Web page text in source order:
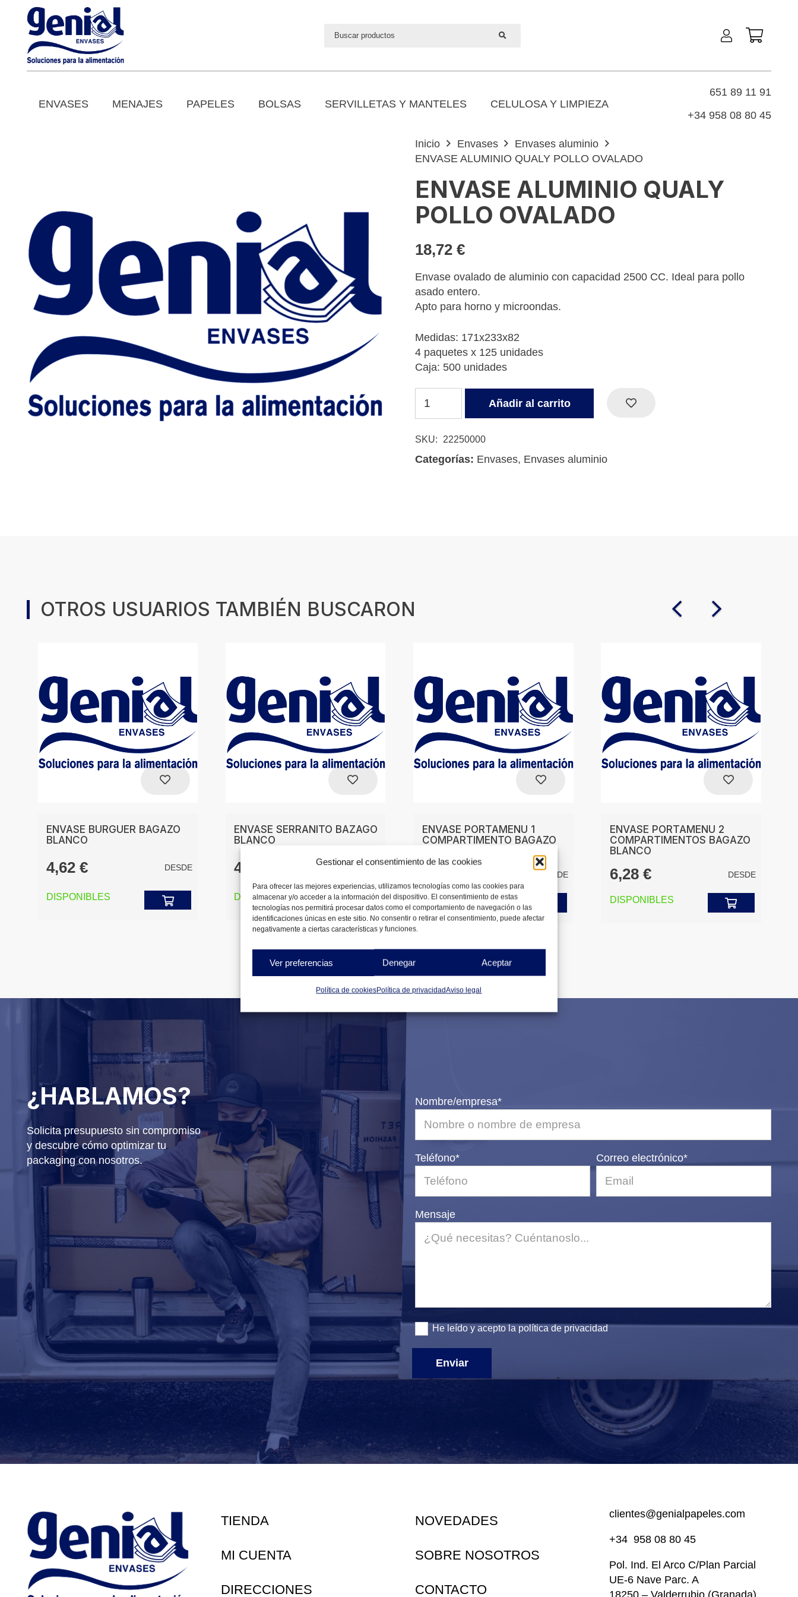
Gestionar el consentimiento de las cookies
Para ofrecer las mejores experiencias, utilizamos tecnologías como las cookies para
almacenar y/o acceder a la información del dispositivo. El consentimiento de estas
tecnologías nos permitirá procesar datos como el comportamiento de navegación o las
identificaciones únicas en este sitio. No consentir o retirar el consentimiento, puede afectar
negativamente a ciertas características y funciones.
Aceptar
Denegar
Ver preferencias
Política de cookiesPolítica de privacidadAviso legal
ENVASES MENAJES PAPELES BOLSAS SERVILLETAS Y MANTELES CELULOSA Y LIMPIEZA
651 89 11 91
+34 958 08 80 45
Inicio Envases
Envases aluminio
ENVASE ALUMINIO QUALY POLLO OVALADO
ENVASE ALUMINIO QUALY
POLLO OVALADO
18,72 €
Envase ovalado de aluminio con capacidad 2500 CC. Ideal para pollo
asado entero.
Apto para horno y microondas.
Medidas: 171x233x82
4 paquetes x 125 unidades
Caja: 500 unidades
ALUMINIO
POLLO
OVALADO
cantidad
Añadir al carrito
SKU: 22250000
Categorías: Envases, Envases aluminio
OTROS USUARIOS TAMBIÉN BUSCARON
ENVASE BURGUER BAGAZO
BLANCO
4,62€ DESDE
DISPONIBLES
ENVASE SERRANITO BAZAGO
BLANCO
4,77 DESDE
DISPONIBLES
ENVASE PORTAMENU 1
COMPARTIMENTO BAGAZO
DESDE
DISPONIBLES
ENVASE PORTAMENU 2
COMPARTIMENTOS BAGAZO
BLANCO
6,28 € DESDE
DISPONIBLES
¿HABLAMOS?
Solicita presupuesto sin compromiso
y descubre cómo optimizar tu
packaging con nosotros.
Nombre/empresa*
Teléfono* Correo electrónico*
Mensaje
He leído y acepto lapolítica de privacidad
Enviar
TIENDA
MI CUENTA
DIRECCIONES
NOVEDADES
SOBRE NOSOTROS
CONTACTO
clientes@genialpapeles.com
+34 958 08 80 45
Pol. Ind. El Arco C/Plan Parcial
UE-6 Nave Parc. A
18250 – Valderrubio (Granada),